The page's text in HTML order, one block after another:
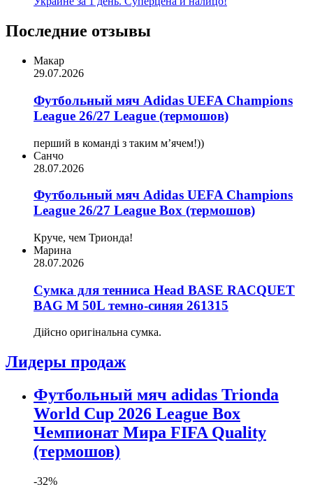
Последние отзывы
Макар
29.07.2026
Футбольный мяч Adidas UEFA Champions
League 26/27 League (термошов)
перший в команді з таким мʼячем!))
Санчо
28.07.2026
Футбольный мяч Adidas UEFA Champions
League 26/27 League Box (термошов)
Круче, чем Трионда!
Марина
28.07.2026
Сумка для тенниса Head BASE RACQUET
BAG M 50L темно-синяя 261315
Дійсно оригінальна сумка.
Лидеры продаж
Футбольный мяч adidas Trionda
World Cup 2026 League Box
Чемпионат Мира FIFA Quality
(термошов)
-32%